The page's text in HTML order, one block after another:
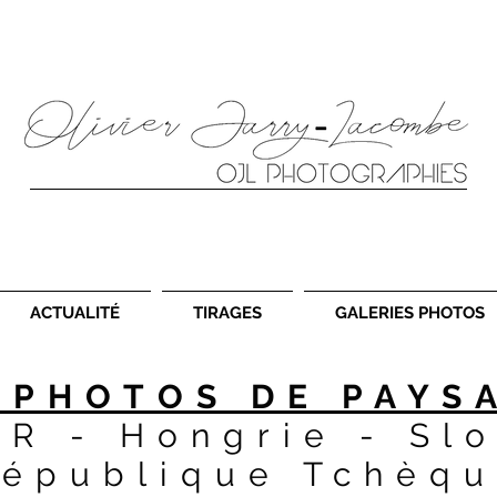
ACTUALITÉ TIRAGES GALERIES PHOTOS
PHOTOS DE
- Hongrie -